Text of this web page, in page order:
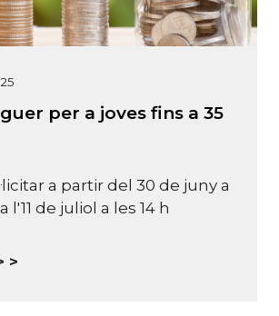
per a joves fins a 35
a partir del 30 de juny a
l'11 de juliol a les 14 h